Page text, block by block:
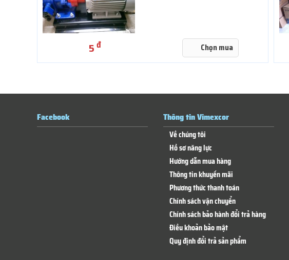
5đ Chọn mua
Facebook Thông tin Vimexcor
Về chúng tôi
Hồ sơ năng lực
Hướng dẫn mua hàng
Thông tin khuyến mãi
Phương thức thanh toán
Chính sách vận chuyển
Chính sách bảo hành đổi trả hàng
Điều khoản bảo mật
Quy định đổi trả sản phẩm